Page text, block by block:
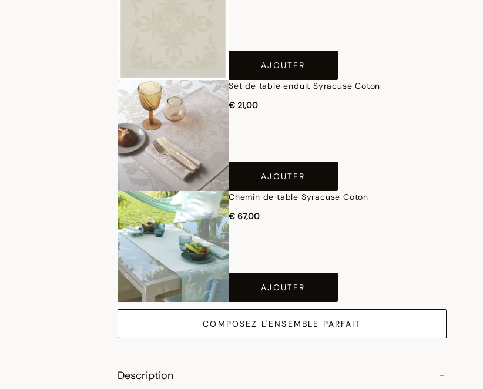
AJOUTER
Set de table enduit Syracuse Coton
€ 21,00
AJOUTER
Chemin de table Syracuse Coton
€ 67,00
AJOUTER
COMPOSEZ L'ENSEMBLE PARFAIT
Description